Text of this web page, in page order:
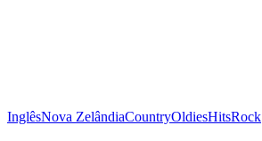
InglêsNova ZelândiaCountryOldiesHitsRock